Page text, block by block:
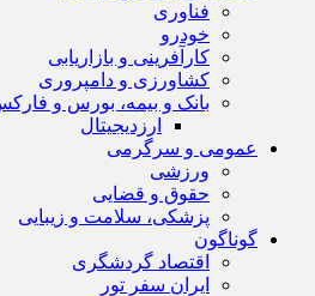
فناوری
خودرو
کارآفرینی و بازاریابی
کشاورزی و دامپروری
بانک و بیمه، بورس و
ارزدیجیتال
عمومی و سرگرمی
ورزشی
حقوق و قضایی
پزشکی، سلامت و زیبایی
گوناگون
اقتصاد گردشگری
ایران سفر تور